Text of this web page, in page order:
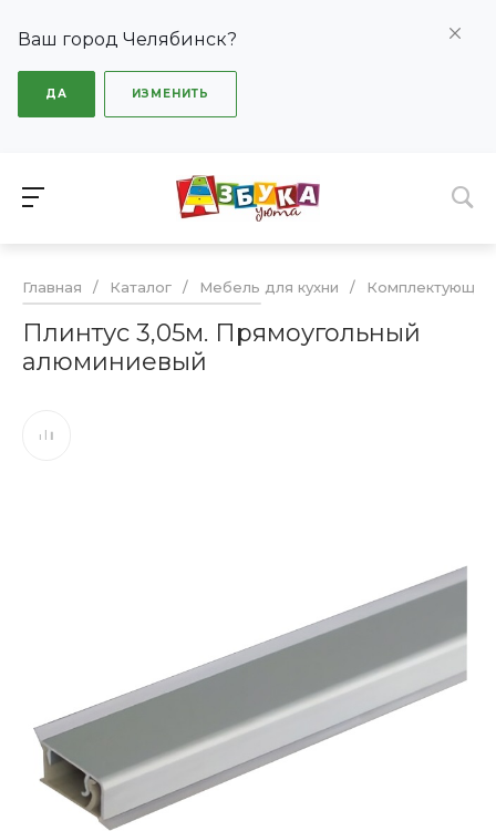
Ваш город Челябинск?
ДА ИЗМЕНИТЬ
Главная / Каталог / Мебель для кухни / Комплектующие
Плинтус 3,05м. Прямоугольный
алюминиевый